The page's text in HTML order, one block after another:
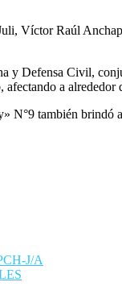
Víctor Raúl
y Defensa Civil,
a alrededor
también brindó
J/A